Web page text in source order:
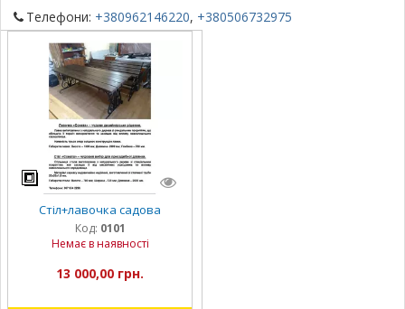
Телефони: +380962146220, +380506732975
Стіл+лавочка садова
Код: 0101
Немає в наявності
13 000,00 грн.